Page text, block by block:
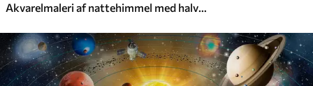
Akvarelmaleri af nattehimmel med halvmåne og skinnende stjerner